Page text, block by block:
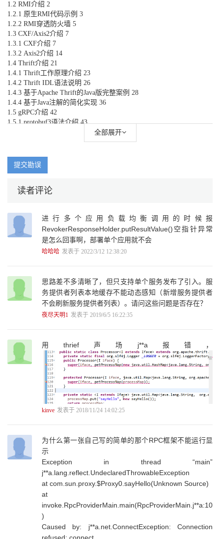
1.2 RMI介绍 2
1.2.1 原生RMI代码示例 3
1.2.2 RMI穿透防火墙 5
1.3 CXF/Axis2介绍 7
1.3.1 CXF介绍 7
1.3.2 Axis2介绍 14
1.4 Thrift介绍 21
1.4.1 Thrift工作原理介绍 23
1.4.2 Thrift IDL语法说明 26
1.4.3 基于Apache Thrift的Java版完整案例 28
1.4.4 基于Java注解的简化实现 36
1.5 gRPC介绍 42
1.5.1 protobuf3语法介绍 43
1.6.2 构建URI对象 55
1.7 实现自己的RPC框架 61
第2章 分布式服务框架总体架构与功能 69
2.1 面向服务的体系架构（SOA） 69
2.1.1 面向服务架构范式 69
2.1.2 服务拆分原则 71
2.4 本章小结 74
第3章 分布式服务框架序列化与反序列化实现 75
3.1 序列化原理及常用的序列化介绍 75
3.2 Java默认的序列化 77
3.3 XML序列化框架介绍 80
3.5 Hessian序列化框架介绍 87
3.6 protobuf序列化框架介绍 88
3.7 protostuff序列化框架介绍 93
3.8 Thrift序列化框架介绍 98
3.9 Avro序列化框架介绍 100
3.9.1 Avro介绍 100
3.9.2 Avro IDL语言介绍 101
3.9.3 Schema定义介绍 103
3.10 JBoss Marshalling序列化框架介绍 110
3.11 序列化框架的选型 112
3.12 实现自己的序列化工具引擎 113
3.13 本章小结 118
第4章 实现分布式服务框架服务的发布与引入 119
4.1 Spring Framework框架概述 119
4.1.1 Spring Framework介绍 119
4.1.2 Spring Framework周边生态项目介绍 121
4.2 FactoryBean的秘密 122
4.2.1 FactoryBean的作用及使用场景 123
4.2.2 FactoryBean实现原理及示例说明 124
全部展开
提交勘误
读者评论
进行多个应用负载均衡调用的时候报
RevokerResponseHolder.putResultValue()空指针异常
是怎么回事啊，部署单个应用就不会
哈哈哈 发表于 2022/3/12 12:38:20
思路差不多清晰了，但只支持单个服务发布了引入。服
务提供者列表本地缓存不能动态感知（新增服务提供者
不会刷新服务提供者列表）。请问这些问题是否存在？
夜尽天明1 发表于 2019/6/5 16:22:35
用thrief声场j**a报错，
kinve 发表于 2018/11/24 14:02:25
为什么第一张自己写的简单的那个RPC框架不能运行显
示
Exception in thread “main”
j**a.lang.reflect.UndeclaredThrowableException
at com.sun.proxy.$Proxy0.sayHello(Unknown Source)
at
invoke.RpcProviderMain.main(RpcProviderMain.j**a:10
)
Caused by: j**a.net.ConnectException: Connection